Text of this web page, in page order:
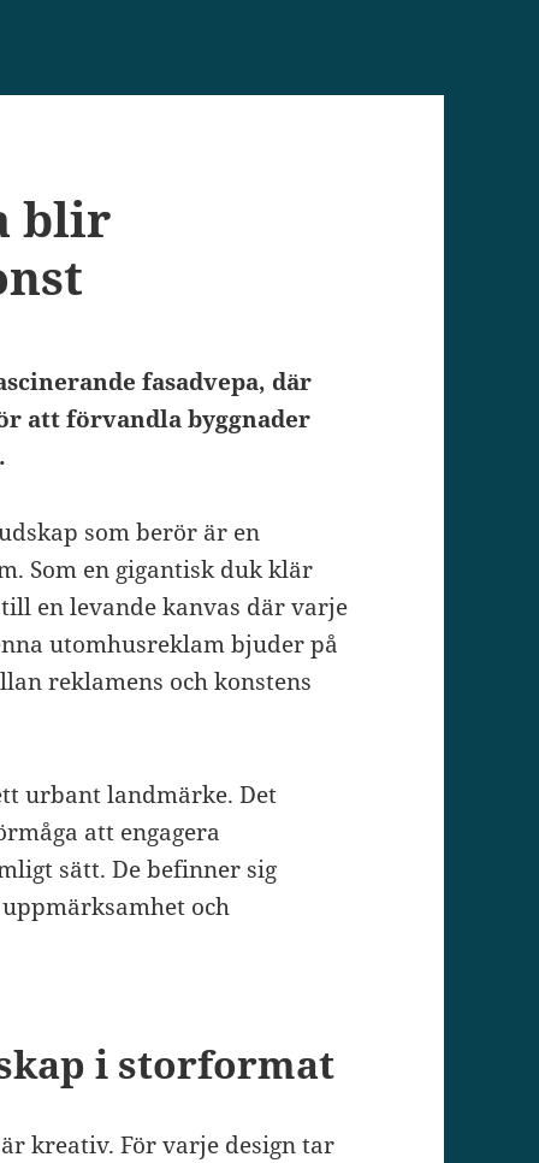
blir
fasadvepa, där
att förvandla byggnader
som berör är en
Som en gigantisk duk klär
en levande kanvas där varje
utomhusreklam bjuder på
reklamens och konstens
urbant landmärke. Det
att engagera
sätt. De befinner sig
och
i storformat
kreativ. För varje design tar